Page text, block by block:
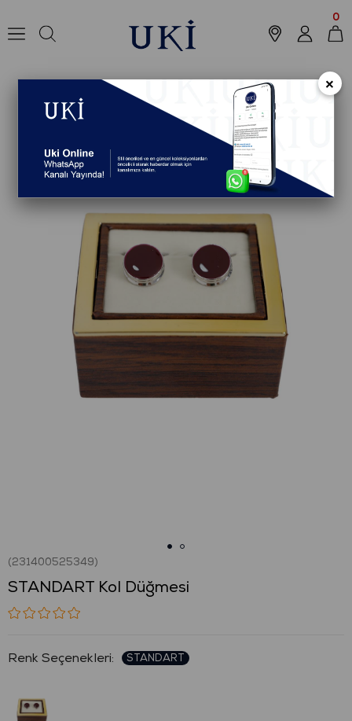
0
STANDART Kol
(231400525349)
STANDART Kol Düğmesi
:
×